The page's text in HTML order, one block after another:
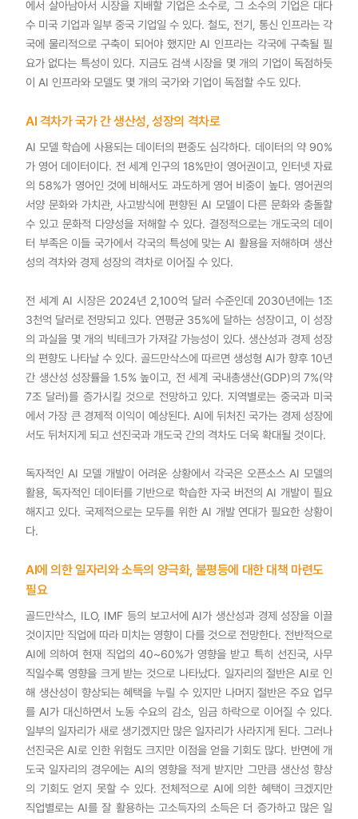
에서 살아남아서 시장을 지배할 기업은 소수로, 그 소수의 기업은 대다
수 미국 기업과 일부 중국 기업일 수 있다. 철도, 전기, 통신 인프라는 각
국에 물리적으로 구축이 되어야 했지만 AI 인프라는 각국에 구축될 필
요가 없다는 특성이 있다. 지금도 검색 시장을 몇 개의 기업이 독점하듯
이 AI 인프라와 모델도 몇 개의 국가와 기업이 독점할 수도 있다.
AI 격차가 국가 간 생산성, 성장의 격차로
AI 모델 학습에 사용되는 데이터의 편중도 심각하다. 데이터의 약 90%
가 영어 데이터이다. 전 세계 인구의 18%만이 영어권이고, 인터넷 자료
의 58%가 영어인 것에 비해서도 과도하게 영어 비중이 높다. 영어권의
서양 문화와 가치관, 사고방식에 편향된 AI 모델이 다른 문화와 충돌할
수 있고 문화적 다양성을 저해할 수 있다. 결정적으로는 개도국의 데이
터 부족은 이들 국가에서 각국의 특성에 맞는 AI 활용을 저해하며 생산
성의 격차와 경제 성장의 격차로 이어질 수 있다.
전 세계 AI 시장은 2024년 2,100억 달러 수준인데 2030년에는 1조
3천억 달러로 전망되고 있다. 연평균 35%에 달하는 성장이고, 이 성장
의 과실을 몇 개의 빅테크가 가져갈 가능성이 있다. 생산성과 경제 성장
의 편향도 나타날 수 있다. 골드만삭스에 따르면 생성형 AI가 향후 10년
간 생산성 성장률을 1.5% 높이고, 전 세계 국내총생산(GDP)의 7%(약
7조 달러)를 증가시킬 것으로 전망하고 있다. 지역별로는 중국과 미국
에서 가장 큰 경제적 이익이 예상된다. AI에 뒤처진 국가는 경제 성장에
서도 뒤처지게 되고 선진국과 개도국 간의 격차도 더욱 확대될 것이다.
독자적인 AI 모델 개발이 어려운 상황에서 각국은 오픈소스 AI 모델의
활용, 독자적인 데이터를 기반으로 학습한 자국 버전의 AI 개발이 필요
해지고 있다. 국제적으로는 모두를 위한 AI 개발 연대가 필요한 상황이
다.
AI에 의한 일자리와 소득의 양극화, 불평등에 대한 대책 마련도
필요
골드만삭스, ILO, IMF 등의 보고서에 AI가 생산성과 경제 성장을 이끌
것이지만 직업에 따라 미치는 영향이 다를 것으로 전망한다. 전반적으로
AI에 의하여 현재 직업의 40~60%가 영향을 받고 특히 선진국, 사무
직일수록 영향을 크게 받는 것으로 나타났다. 일자리의 절반은 AI로 인
해 생산성이 향상되는 혜택을 누릴 수 있지만 나머지 절반은 주요 업무
를 AI가 대신하면서 노동 수요의 감소, 임금 하락으로 이어질 수 있다.
일부의 일자리가 새로 생기겠지만 많은 일자리가 사라지게 된다. 그러나
선진국은 AI로 인한 위험도 크지만 이점을 얻을 기회도 많다. 반면에 개
도국 일자리의 경우에는 AI의 영향을 적게 받지만 그만큼 생산성 향상
의 기회도 얻지 못할 수 있다. 전체적으로 AI에 의한 혜택이 크겠지만
직업별로는 AI를 잘 활용하는 고소득자의 소득은 더 증가하고 많은 일